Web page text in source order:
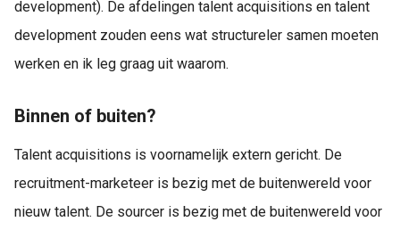
development). De afdelingen talent acquisitions en talent
development zouden eens wat structureler samen moeten
werken en ik leg graag uit waarom.
Binnen of buiten?
Talent acquisitions is voornamelijk extern gericht. De
recruitment-marketeer is bezig met de buitenwereld voor
nieuw talent. De sourcer is bezig met de buitenwereld voor